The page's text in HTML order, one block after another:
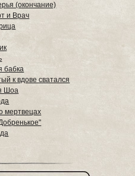
(окончание)
и Врач
бабка
к вдове сватался
Шоа
мертвецах